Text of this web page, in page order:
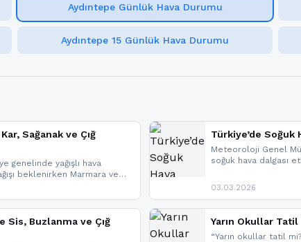
Aydıntepe Günlük Hava Durumu
Aydıntepe 15 Günlük Hava Durumu
Sağanak ve Çığ
genelinde yağışlı hava
beklenirken Marmara ve
ise çığ tehlikesi
Türkiye’de Soğuk
Meteoroloji Genel
soğuk hava dalgası
03.03.2026
Sis, Buzlanma ve Çığ
Yarın Okullar Tatil
“Yarın okullar tatil